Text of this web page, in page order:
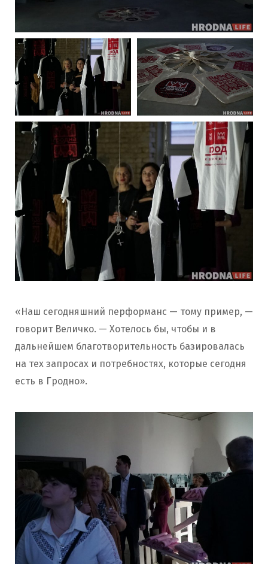
«Наш сегодняшний перформанс — тому пример, —
говорит Величко. — Хотелось бы, чтобы и в
дальнейшем благотворительность базировалась
на тех запросах и потребностях, которые сегодня
есть в Гродно».